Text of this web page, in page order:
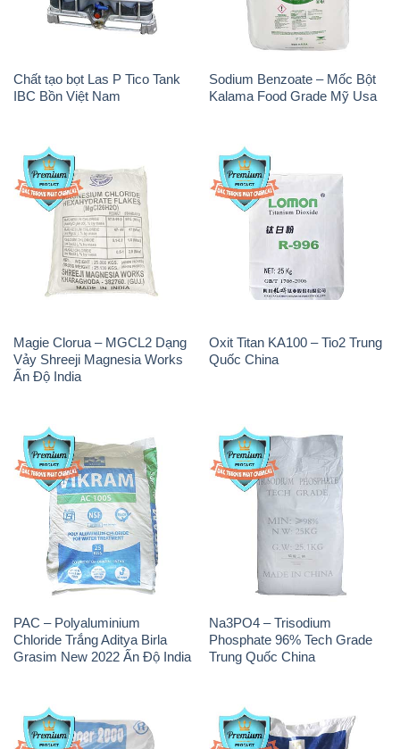
Chất tạo bọt Las P Tico Tank
IBC Bồn Việt Nam
Sodium Benzoate – Mốc Bột
Kalama Food Grade Mỹ Usa
Magie Clorua – MGCL2 Dạng
Vảy Shreeji Magnesia Works
Ấn Độ India
Oxit Titan KA100 – Tio2 Trung
Quốc China
PAC – Polyaluminium
Chloride Trắng Aditya Birla
Grasim New 2022 Ấn Độ India
Na3PO4 – Trisodium
Phosphate 96% Tech Grade
Trung Quốc China